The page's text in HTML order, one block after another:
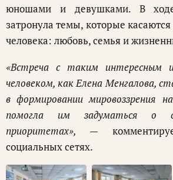
юношами и девушками. В
затронула темы, которые
человека: любовь, семья и
«Встреча с таким интересным
человеком, как Елена Менгалова,
в формировании мировоззрения
помогла им задуматься о
приоритетах», —
социальных сетях.